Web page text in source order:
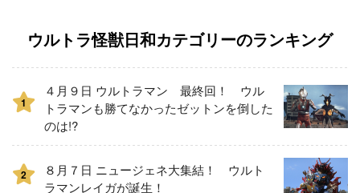
ウルトラ怪獣日和カテゴリーのランキング
1
４月９日 ウルトラマン 最終回！ ウル
トラマンも勝てなかったゼットンを倒した
のは!?
2
８月７日 ニュージェネ大集結！ ウルト
ラマンレイガが誕生！